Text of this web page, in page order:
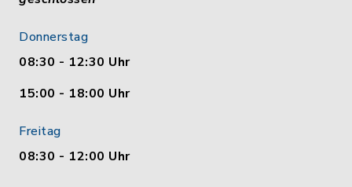
Donnerstag
08:30 - 12:30 Uhr
15:00 - 18:00 Uhr
Freitag
08:30 - 12:00 Uhr